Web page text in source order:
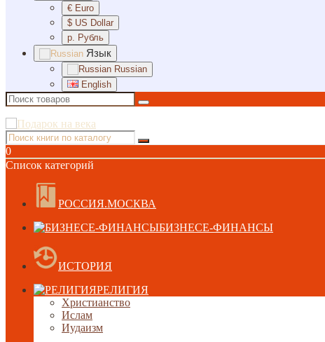
€ Euro
$ US Dollar
р. Рубль
Язык
Russian
English
0
Список категорий
РОССИЯ.МОСКВА
БИЗНЕСЕ-ФИНАНСЫ
ИСТОРИЯ
РЕЛИГИЯ
Христианство
Ислам
Иудаизм